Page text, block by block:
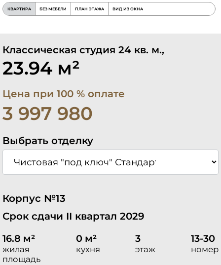
Классическая студия 24 кв. м.,
23.94 м²
Цена при 100 % оплате
3 997 980
Выбрать отделку
Корпус №13
Срок сдачи II квартал 2029
16.8 м²
жилая
площадь
0 м²
кухня
3
этаж
13-30
номер
КВАРТИРА БЕЗ МЕБЕЛИ ПЛАН ЭТАЖА ВИД ИЗ ОКНА